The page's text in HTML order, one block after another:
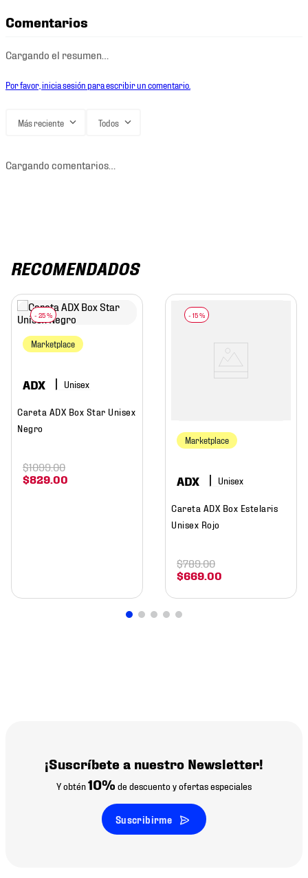
Comentarios
Cargando el resumen…
Por favor, inicia sesión para escribir un comentario.
Más reciente Todos
Cargando comentarios…
RECOMENDADOS
- 25 %
Marketplace
ADX
Careta ADX Box Star Unisex
Negro
$829 00
$1099.00
- 15 %
Marketplace
ADX
Careta ADX Box Estelaris
Unisex Rojo
$669 00
$789.00
¡Suscríbete a nuestro Newsletter!
Y obtén10% de descuento y ofertas especiales
Suscribirme